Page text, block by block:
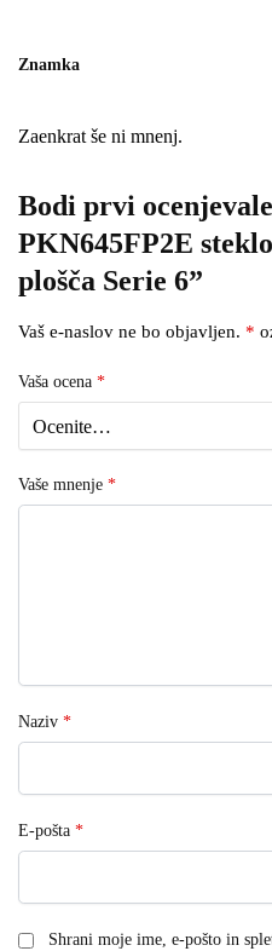
Znamka
Zaenkrat še ni mnenj.
Bodi prvi
PKN645FP2E
plošča Serie 6”
Vaš e-naslov ne bo objavljen. *
Vaša ocena *
Vaše mnenje *
Naziv *
E-pošta *
Shrani moje ime, e-pošto in